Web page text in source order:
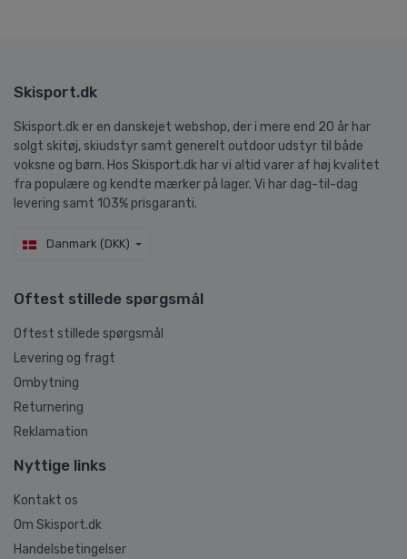
Skisport.dk
Skisport.dk er en danskejet webshop, der i mere end 20 år har
solgt skitøj, skiudstyr samt generelt outdoor udstyr til både
voksne og børn. Hos Skisport.dk har vi altid varer af høj kvalitet
fra populære og kendte mærker på lager. Vi har dag-til-dag
levering samt 103% prisgaranti.
Danmark (DKK)
Oftest stillede spørgsmål
Oftest stillede spørgsmål
Levering og fragt
Ombytning
Returnering
Reklamation
Nyttige links
Kontakt os
Om Skisport.dk
Handelsbetingelser